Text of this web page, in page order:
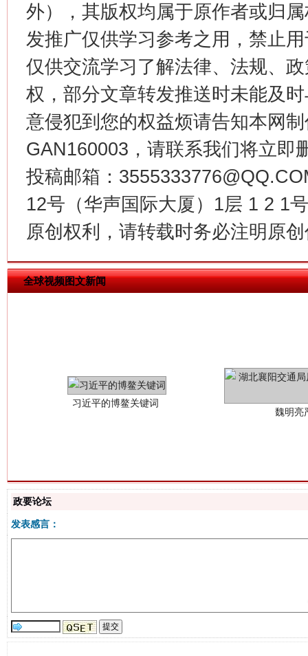
外），其版权均属于原作者或归
发推广仅供学习参考之用，禁止
仅供交流学习了解法律、法规、
权，部分文章转发推送时未能及
意侵犯到您的权益烦请告知本网
GAN160003，请联系我们将立即
投稿邮箱：
12号（华声国际大厦）1层 1 2 1
原创权利，请转载时务必注明原
全球视频图文新闻
在谋一域中谋全局
政要论坛
发表感言：